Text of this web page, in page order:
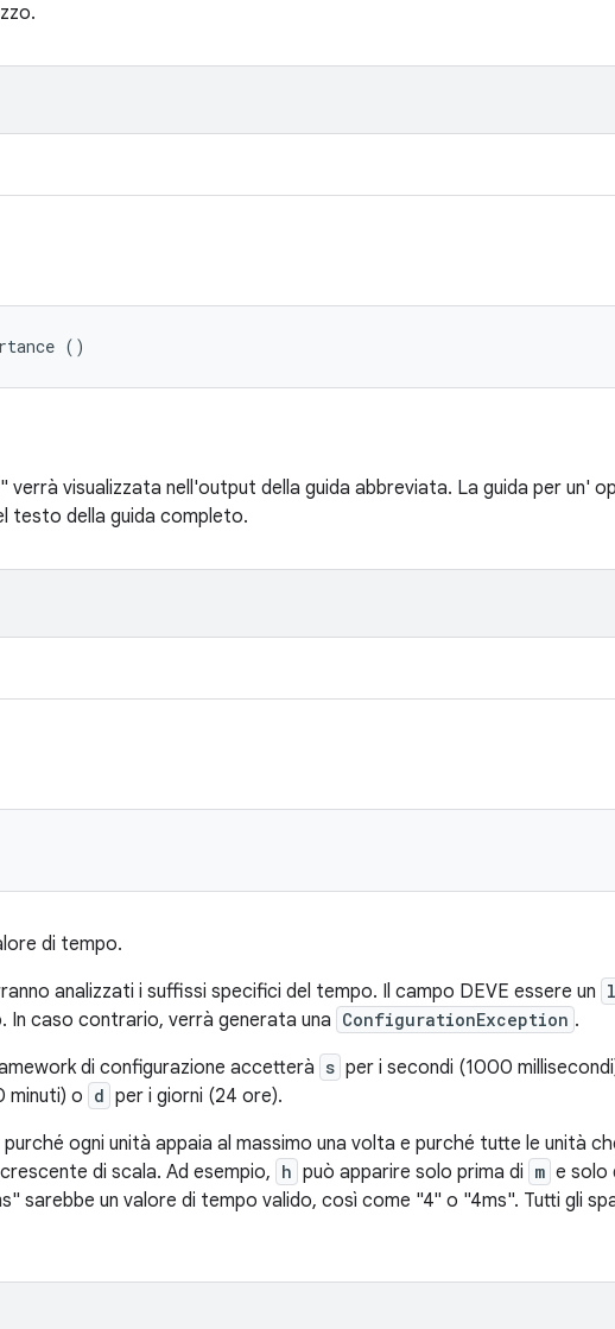
()
visualizzata nell'output della guida abbreviata. La guida per un'
testo della guida completo.
di tempo.
analizzati i suffissi specifici del tempo. Il campo DEVE essere un
In caso contrario, verrà generata una ConfigurationException .
di configurazione accetterà s per i secondi (1000
minuti) o d per i giorni (24 ore).
ogni unità appaia al massimo una volta e purché tutte le unità
di scala. Ad esempio, h può apparire solo prima di m e solo
sarebbe un valore di tempo valido, così come "4" o "4ms". Tutti gli